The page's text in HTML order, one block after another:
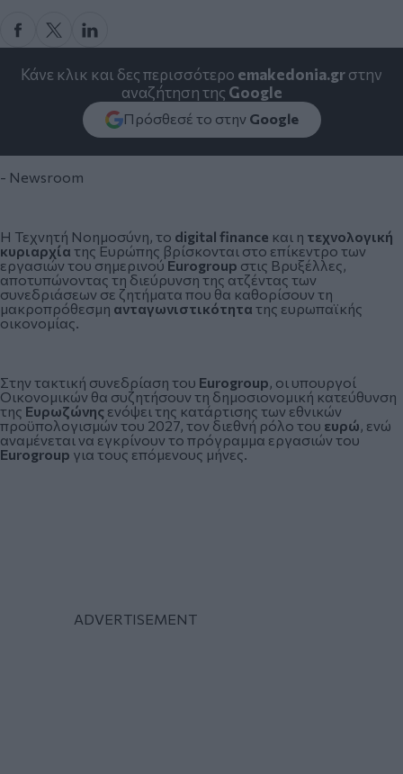
Κάνε κλικ και δες περισσότερο emakedonia.grστην
αναζήτηση της Google
Πρόσθεσέ το στην Google
- Newsroom
Η Τεχνητή Νοημοσύνη, το digital finance και η τεχνολογική
κυριαρχία της Ευρώπης βρίσκονται στο επίκεντρο των
εργασιών του σημερινούEurogroup στις Βρυξέλλες,
αποτυπώνοντας τη διεύρυνση της ατζέντας των
συνεδριάσεων σε ζητήματα που θα καθορίσουν τη
μακροπρόθεσμη ανταγωνιστικότητα της ευρωπαϊκής
οικονομίας.
Στην τακτική συνεδρίαση του Eurogroup, οι υπουργοί
Οικονομικών θα συζητήσουν τη δημοσιονομική κατεύθυνση
της Ευρωζώνης ενόψει της κατάρτισης των εθνικών
προϋπολογισμών του 2027, τον διεθνή ρόλο του ευρώ, ενώ
αναμένεται να εγκρίνουν το πρόγραμμα εργασιών του
Eurogroup για τους επόμενους μήνες.